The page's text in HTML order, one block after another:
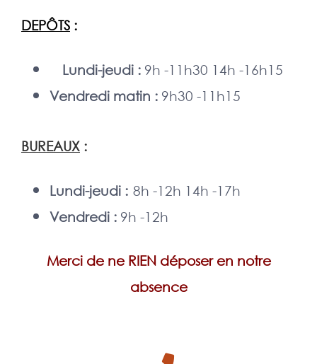
DEPÔTS:
Lundi-jeudi : 9h -11h30 14h -16h15
Vendredi matin : 9h30 -11h15
BUREAUX:
Lundi-jeudi : 8h -12h 14h -17h
Vendredi :9h -12h
Merci de ne RIEN déposer en notre
absence